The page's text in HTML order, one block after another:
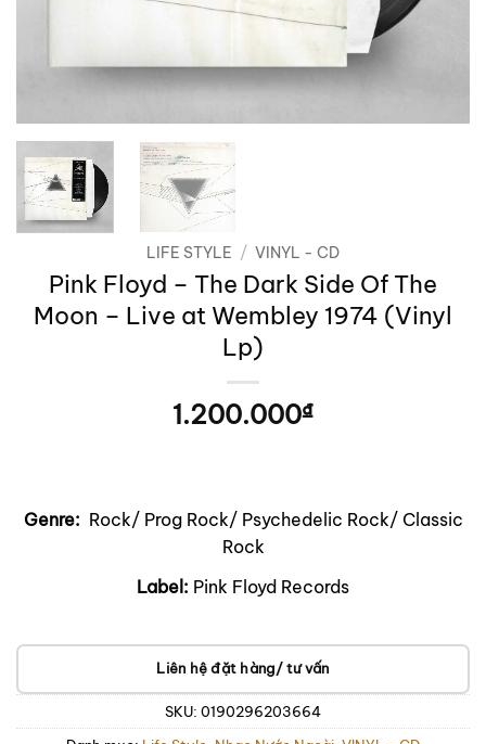
LIFE STYLE / VINYL - CD
Pink Floyd – The Dark Side Of The
Moon – Live at Wembley 1974 (Vinyl
Lp)
1.200.000₫
Genre: Rock/ Prog Rock/ Psychedelic Rock/ Classic
Rock
Label: Pink Floyd Records
Liên hệ đặt hàng/ tư vấn
SKU: 0190296203664